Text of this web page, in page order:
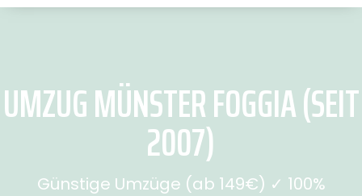
UMZUG MÜNSTER FOGGIA (SEIT
2007)
Günstige Umzüge (ab 149€) ✓ 100%